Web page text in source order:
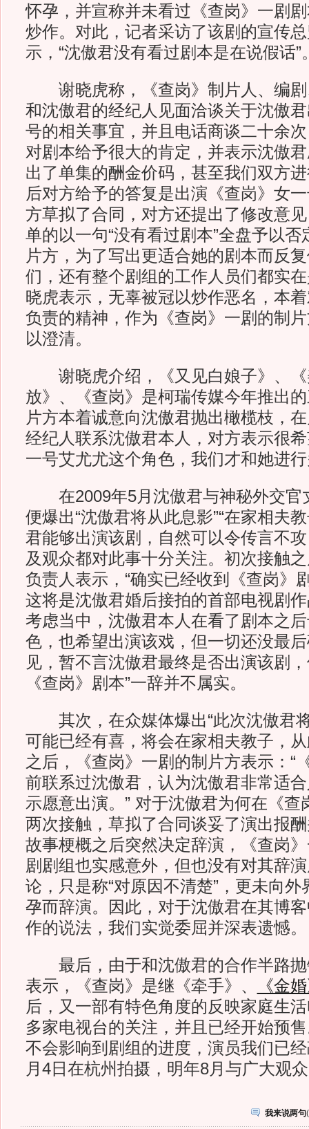
怀孕，并宣称并未看过《查岗》一剧
炒作。对此，记者采访了该剧的宣传
示，“沈傲君没有看过剧本是在说假话”
谢晓虎称，《查岗》制片人、编剧
和沈傲君的经纪人见面洽谈关于沈傲
号的相关事宜，并且电话商谈二十余
对剧本给予很大的肯定，并表示沈傲
出了单集的酬金价码，甚至我们双方
后对方给予的答复是出演《查岗》女
方草拟了合同，对方还提出了修改意
单的以一句“没有看过剧本”全盘予以
片方，为了写出更适合她的剧本而反
们，还有整个剧组的工作人员们都实
晓虎表示，无辜被冠以炒作恶名，本
负责的精神，作为《查岗》一剧的制
以澄清。
谢晓虎介绍，《又见白娘子》、《
放》、《查岗》是柯瑞传媒今年推出
片方本着诚意向沈傲君抛出橄榄枝，
经纪人联系沈傲君本人，对方表示很
一号艾尤尤这个角色，我们才和她进
在2009年5月沈傲君与神秘外交官
便爆出“沈傲君将从此息影”“在家相夫
君能够出演该剧，自然可以令传言不
及观众都对此事十分关注。初次接触
负责人表示，“确实已经收到《查岗》
这将是沈傲君婚后接拍的首部电视剧
考虑当中，沈傲君本人在看了剧本之
色，也希望出演该戏，但一切还没最
见，暂不言沈傲君最终是否出演该剧
《查岗》剧本”一辞并不属实。
其次，在众媒体爆出“此次沈傲君
可能已经有喜，将会在家相夫教子，
之后，《查岗》一剧的制片方表示：“
前联系过沈傲君，认为沈傲君非常适
示愿意出演。” 对于沈傲君为何在《查
两次接触，草拟了合同谈妥了演出报
故事梗概之后突然决定辞演，《查岗
剧剧组也实感意外，但也没有对其辞
论，只是称“对原因不清楚”，更未向
孕而辞演。因此，对于沈傲君在其博
作的说法，我们实觉委屈并深表遗憾。
最后，由于和沈傲君的合作半路抛
表示，《查岗》是继《牵手》、
《金
后，又一部有特色角度的反映家庭生
多家电视台的关注，并且已经开始预
不会影响到剧组的进度，演员我们已
月4日在杭州拍摄，明年8月与广大观
我来说两句(